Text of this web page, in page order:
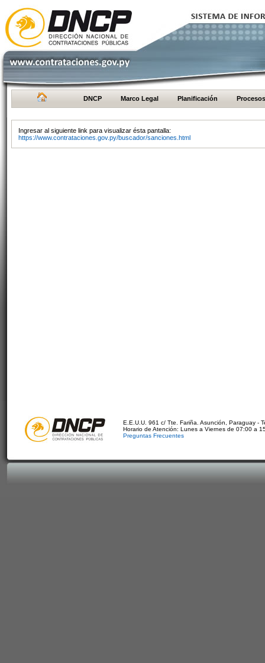
DNCP Marco Legal Planificación Procesos
Ingresar al siguiente link para visualizar ésta pantalla:
https://www.contrataciones.gov.py/buscador/sanciones.html
E.E.U.U. 961 c/ Tte. Fariña. Asunción, Paraguay -
Horario de Atención: Lunes a Viernes de 07:00 a
Preguntas Frecuentes